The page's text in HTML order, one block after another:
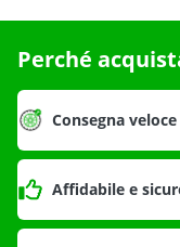
Perché
Consegna veloce
Affidabile e